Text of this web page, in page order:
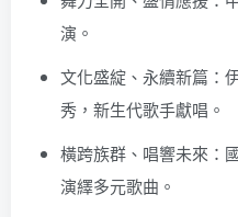
演。
文化盛綻、永續新篇：
秀，新生代歌手獻唱。
橫跨族群、唱響未來：
演繹多元歌曲。